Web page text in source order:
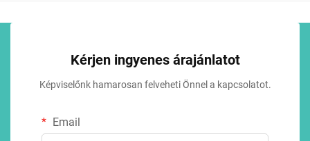
Kérjen ingyenes árajánlatot
Képviselőnk hamarosan felveheti Önnel a kapcsolatot.
Email